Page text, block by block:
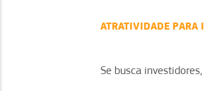
ATRATIVIDADE PARA
Se busca investidores,